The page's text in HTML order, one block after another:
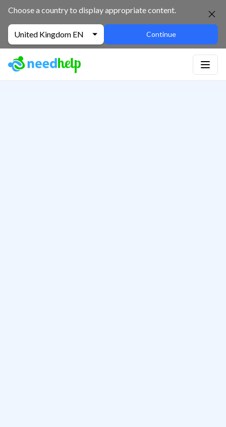
Choose a country to display appropriate content.
United Kingdom EN Continue